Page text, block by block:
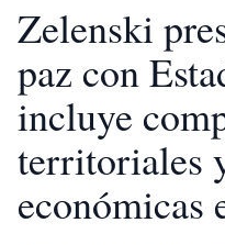
Zelenski
paz con
incluye
territoriales
económicas